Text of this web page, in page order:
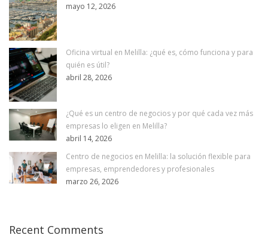
mayo 12, 2026
Oficina virtual en Melilla: ¿qué es, cómo funciona y para
quién es útil?
abril 28, 2026
¿Qué es un centro de negocios y por qué cada vez más
empresas lo eligen en Melilla?
abril 14, 2026
Centro de negocios en Melilla: la solución flexible para
empresas, emprendedores y profesionales
marzo 26, 2026
Recent Comments